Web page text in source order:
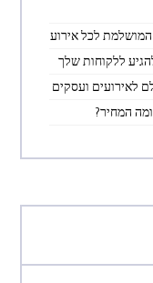
המושלמת לכל אירוע
ללקוחות שלך
לאירועים ועסקים
המחיר?